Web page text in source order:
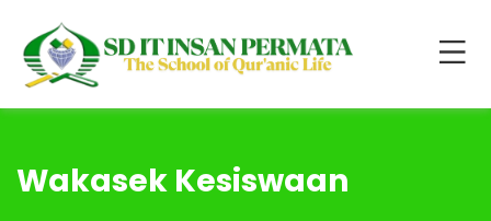
Wakasek Kesiswaan